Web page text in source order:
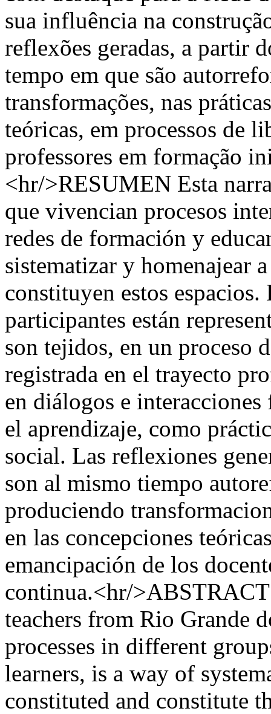
sua influência na
reflexões geradas, a partir
tempo em que são
transformações, nas
teóricas, em processos de
professores em formação
<hr/>RESUMEN Esta
que vivencian procesos
redes de formación y
sistematizar y homenajear
constituyen estos
participantes están
son tejidos, en un proceso
registrada en el trayecto
en diálogos e
el aprendizaje, como
social. Las reflexiones
son al mismo tiempo
produciendo
en las concepciones
emancipación de los
continua.<hr/
teachers from Rio Grande
processes in different
learners, is a way of
constituted and constitute